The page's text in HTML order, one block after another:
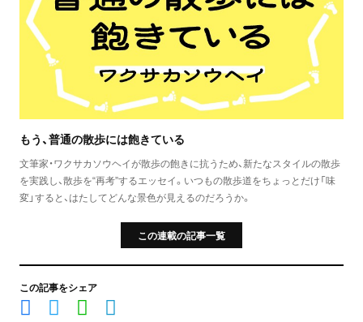
もう、普通の散歩には飽きている
文筆家・ワクサカソウヘイが散歩の飽きに抗うため、新たなスタイルの散歩
を実践し、散歩を“再考”するエッセイ。いつもの散歩道をちょっとだけ「味
変」すると、はたしてどんな景色が見えるのだろうか。
この連載の記事一覧
この記事をシェア